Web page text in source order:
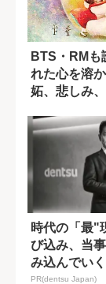
BTS・RMも
れた心を溶
妬、悲しみ
時代の「最"
び込み、当
み込んでいく
PR(dentsu Japan)